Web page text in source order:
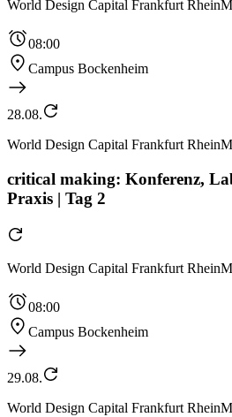
World Design Capital Frankfurt
08:00
Campus Bockenheim
28.08.
World Design Capital Frankfurt
critical making: Konferenz,
Praxis | Tag 2
World Design Capital Frankfurt
08:00
Campus Bockenheim
29.08.
World Design Capital Frankfurt